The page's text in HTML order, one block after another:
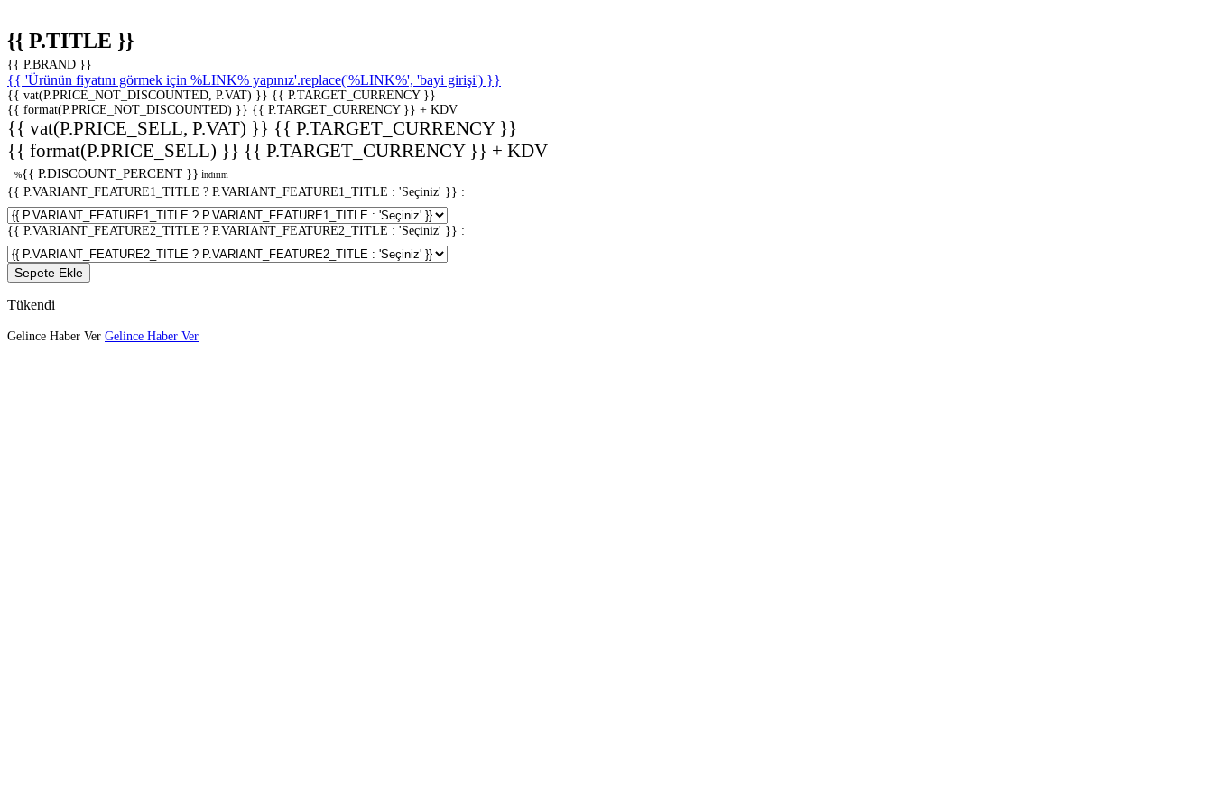
{{ P.TITLE }}
{{ P.BRAND }}
{{ 'Ürünün fiyatını görmek için %LINK% yapınız'.replace('%LINK%', 'bayi girişi') }}
{{ vat(P.PRICE_NOT_DISCOUNTED, P.VAT) }} {{ P.TARGET_CURRENCY }}
{{ format(P.PRICE_NOT_DISCOUNTED) }} {{ P.TARGET_CURRENCY }} + KDV
{{ vat(P.PRICE_SELL, P.VAT) }} {{ P.TARGET_CURRENCY }}
{{ format(P.PRICE_SELL) }} {{ P.TARGET_CURRENCY }} + KDV
%{{ P.DISCOUNT_PERCENT }} İndirim
{{ P.VARIANT_FEATURE1_TITLE ? P.VARIANT_FEATURE1_TITLE : 'Seçiniz' }} :
{{ P.VARIANT_FEATURE2_TITLE ? P.VARIANT_FEATURE2_TITLE : 'Seçiniz' }} :
Sepete Ekle
Tükendi
Gelince Haber Ver Gelince Haber Ver